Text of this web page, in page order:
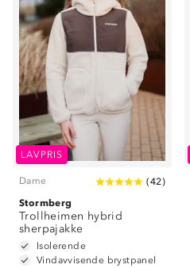
LAVPRIS
Dame (42)
Stormberg
Trollheimen hybrid
sherpajakke
Isolerende
Vindavvisende brystpanel